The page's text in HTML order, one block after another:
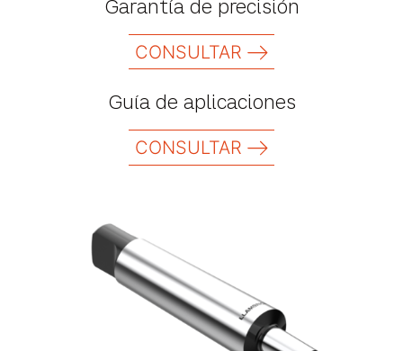
Garantía de precisión
CONSULTAR
Guía de aplicaciones
CONSULTAR